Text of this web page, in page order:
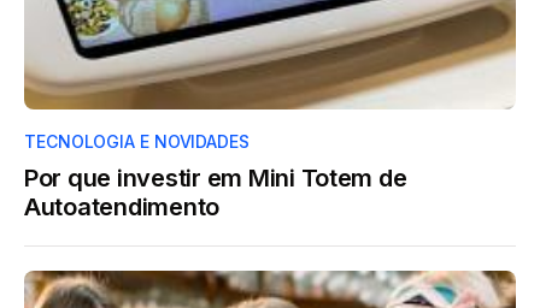
TECNOLOGIA E NOVIDADES
Por que investir em Mini Totem de
Autoatendimento